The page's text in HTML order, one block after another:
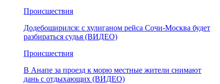
Происшествия
Додебоширился: с хулиганом рейса Сочи-Москва будет
разбираться судья (ВИДЕО)
Происшествия
В Анапе за проезд к морю местные жители снимают
дань с отдыхающих (ВИДЕО)